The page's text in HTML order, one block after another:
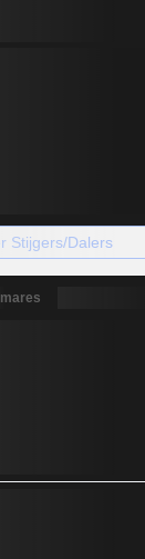
Stijgers/Dalers